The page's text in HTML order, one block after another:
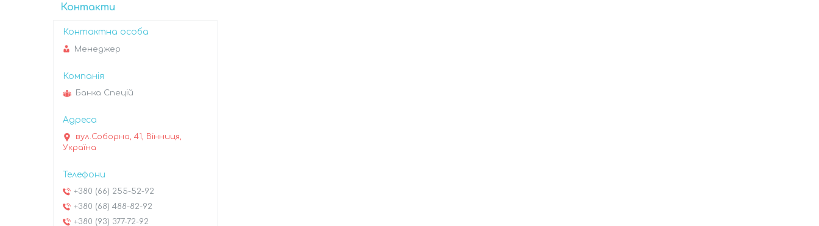
Контакти
Менеджер
Банка Спецій
вул.Соборна, 41, Вінниця,
Україна
+380 (66) 255-52-92
+380 (68) 488-82-92
+380 (93) 377-72-92